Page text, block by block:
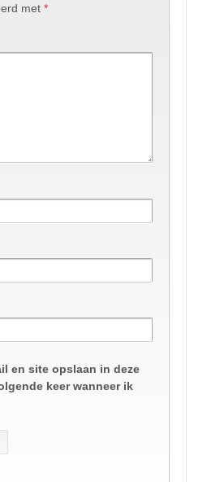
met *
en site opslaan in deze
keer wanneer ik